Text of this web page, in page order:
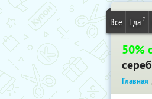
Все Еда 7
50%
Главная